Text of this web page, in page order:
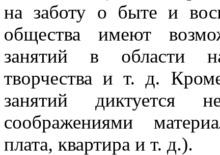
на заботу о быте и
общества имеют
занятий в области
творчества и т. д.
занятий диктуется
соображениями
плата, квартира и т. д.).